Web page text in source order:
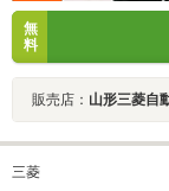
無
料
販売店： 山形三菱自
三菱